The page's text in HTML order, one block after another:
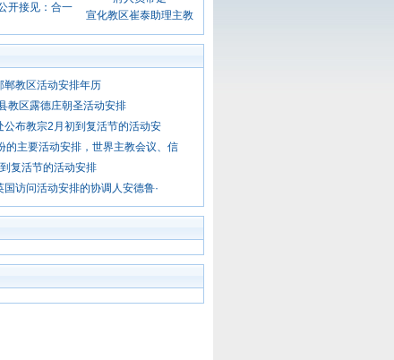
开接见：合一
宣化教区崔泰助理主教
郸教区活动安排年历
教区露德庄朝圣活动安排
公布教宗2月初到复活节的活动安
的主要活动安排，世界主教会议、信
复活节的活动安排
国访问活动安排的协调人安德鲁·